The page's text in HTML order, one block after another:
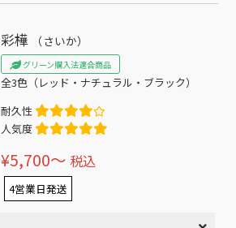
彩樺 （さいか）
グリーン購入法適合商品
全3色（レッド・ナチュラル・ブラック）
耐久性
人気度
¥5,700〜 税込
4営業日発送